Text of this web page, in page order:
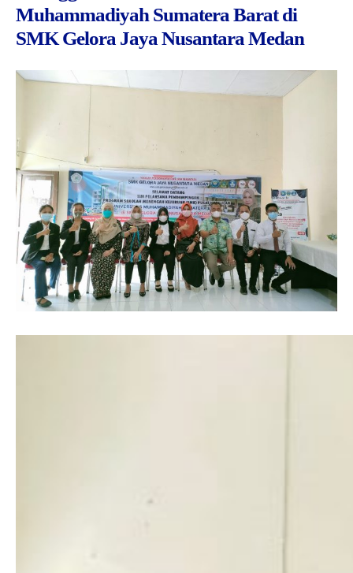
Muhammadiyah Sumatera Barat di
SMK Gelora Jaya Nusantara Medan